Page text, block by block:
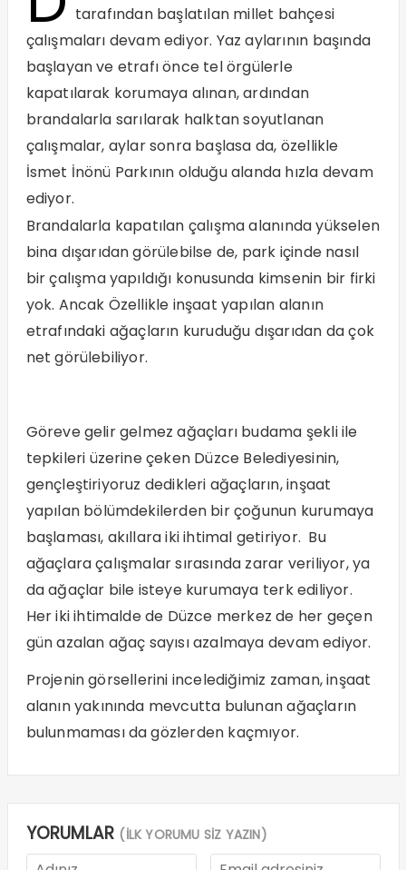
tarafından başlatılan millet bahçesi
çalışmaları devam ediyor. Yaz aylarının başında
başlayan ve etrafı önce tel örgülerle
kapatılarak korumaya alınan, ardından
brandalarla sarılarak halktan soyutlanan
çalışmalar, aylar sonra başlasa da, özellikle
İsmet İnönü Parkının olduğu alanda hızla devam
ediyor.
Brandalarla kapatılan çalışma alanında yükselen
bina dışarıdan görülebilse de, park içinde nasıl
bir çalışma yapıldığı konusunda kimsenin bir firki
yok. Ancak Özellikle inşaat yapılan alanın
etrafındaki ağaçların kuruduğu dışarıdan da çok
net görülebiliyor.
Göreve gelir gelmez ağaçları budama şekli ile
tepkileri üzerine çeken Düzce Belediyesinin,
gençleştiriyoruz dedikleri ağaçların, inşaat
yapılan bölümdekilerden bir çoğunun kurumaya
başlaması, akıllara iki ihtimal getiriyor. Bu
ağaçlara çalışmalar sırasında zarar veriliyor, ya
da ağaçlar bile isteye kurumaya terk ediliyor.
Her iki ihtimalde de Düzce merkez de her geçen
gün azalan ağaç sayısı azalmaya devam ediyor.
Projenin görsellerini incelediğimiz zaman, inşaat
alanın yakınında mevcutta bulunan ağaçların
bulunmaması da gözlerden kaçmıyor.
YORUMLAR (İLK YORUMU SİZ YAZIN)